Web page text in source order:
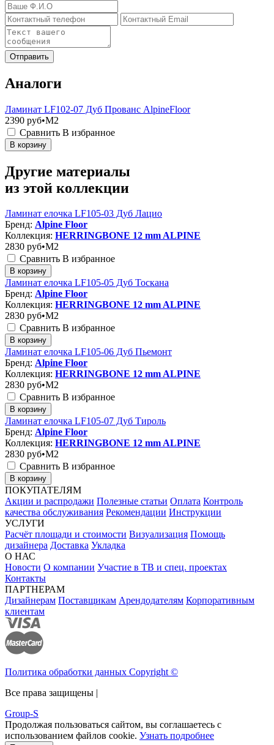
Отправить
Аналоги
Ламинат LF102-07 Дуб Прованс AlpineFloor
2390 руб•M2
Сравнить В избранное
В корзину
Другие материалы
из этой коллекции
Ламинат елочка LF105-03 Дуб Лацио
Бренд: Alpine Floor
Коллекция: HERRINGBONE 12 mm ALPINE
2830 руб•M2
Сравнить В избранное
В корзину
Ламинат елочка LF105-05 Дуб Тоскана
Бренд: Alpine Floor
Коллекция: HERRINGBONE 12 mm ALPINE
2830 руб•M2
Сравнить В избранное
В корзину
Ламинат елочка LF105-06 Дуб Пьемонт
Бренд: Alpine Floor
Коллекция: HERRINGBONE 12 mm ALPINE
2830 руб•M2
Сравнить В избранное
В корзину
Ламинат елочка LF105-07 Дуб Тироль
Бренд: Alpine Floor
Коллекция: HERRINGBONE 12 mm ALPINE
2830 руб•M2
Сравнить В избранное
В корзину
ПОКУПАТЕЛЯМ
Акции и распродажи Полезные статьи Оплата Контроль
качества обслуживания Рекомендации Инструкции
УСЛУГИ
Расчёт площади и стоимости Визуализация Помощь
дизайнера Доставка Укладка
О НАС
Новости О компании Участие в ТВ и спец. проектах
Контакты
ПАРТНЕРАМ
Дизайнерам Поставщикам Арендодателям Корпоративным
клиентам
Политика обработки данных Copyright ©
Все права защищены |
Group-S
Продолжая пользоваться сайтом, вы соглашаетесь с
использованием файлов cookie. Узнать подробнее